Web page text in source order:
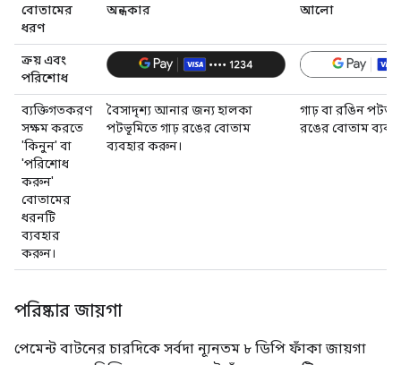
বোতামের
ধরণ
অন্ধকার আলো
ক্রয় এবং
পরিশোধ
ব্যক্তিগতকরণ
সক্ষম করতে
'কিনুন' বা
'পরিশোধ
করুন'
বোতামের
ধরনটি
ব্যবহার
করুন।
বৈসাদৃশ্য আনার জন্য হালকা
পটভূমিতে গাঢ় রঙের বোতাম
ব্যবহার করুন।
গাঢ় বা রঙিন
রঙের বোতাম
পরিষ্কার জায়গা
পেমেন্ট বাটনের চারদিকে সর্বদা ন্যূনতম ৮ ডিপি ফাঁকা জায়গা